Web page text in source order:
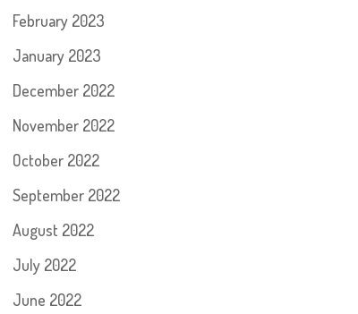
February 2023
January 2023
December 2022
November 2022
October 2022
September 2022
August 2022
July 2022
June 2022